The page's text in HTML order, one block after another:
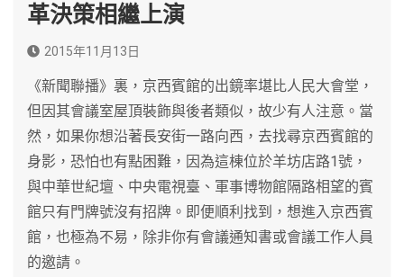
革決策相繼上演
2015年11月13日
《新聞聯播》裏，京西賓館的出鏡率堪比人民大會堂，
但因其會議室屋頂裝飾與後者類似，故少有人注意。當
然，如果你想沿著長安街一路向西，去找尋京西賓館的
身影，恐怕也有點困難，因為這棟位於羊坊店路1號，
與中華世紀壇、中央電視臺、軍事博物館隔路相望的賓
館只有門牌號沒有招牌。即便順利找到，想進入京西賓
館，也極為不易，除非你有會議通知書或會議工作人員
的邀請。